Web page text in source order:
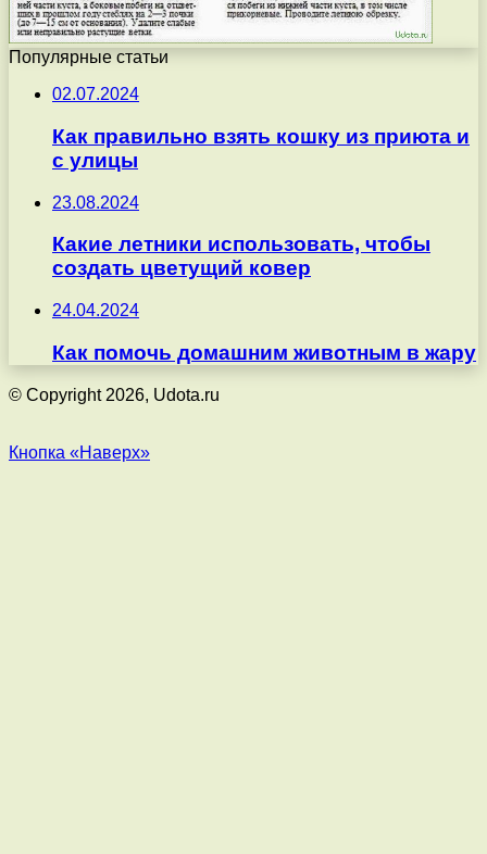
Популярные статьи
02.07.2024
Как правильно взять кошку из приюта и
с улицы
23.08.2024
Какие летники использовать, чтобы
создать цветущий ковер
24.04.2024
Как помочь домашним животным в жару
© Copyright 2026, Udota.ru
Кнопка «Наверх»